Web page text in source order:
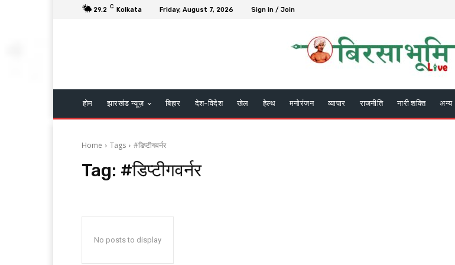
29.2 C Kolkata Friday, August 7, 2026 Sign in / Join
होम झारखंड न्यूज़ बिहार देश-विदेश खेल हेल्थ मनोरंजन व्यापार राजनीति नारी शक्ति अन्य
Home Tags #डिप्टीगवर्नर
Tag: #डिप्टीगवर्नर
No posts to display